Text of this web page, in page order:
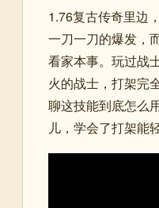
1.76复古传奇里边
一刀一刀的爆发，
看家本事。玩过战
火的战士，打架完
聊这技能到底怎么
儿，学会了打架能